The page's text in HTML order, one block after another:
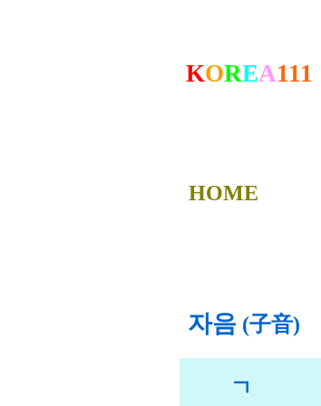
KOREA111
HOME
자음 (子音)
ㄱ